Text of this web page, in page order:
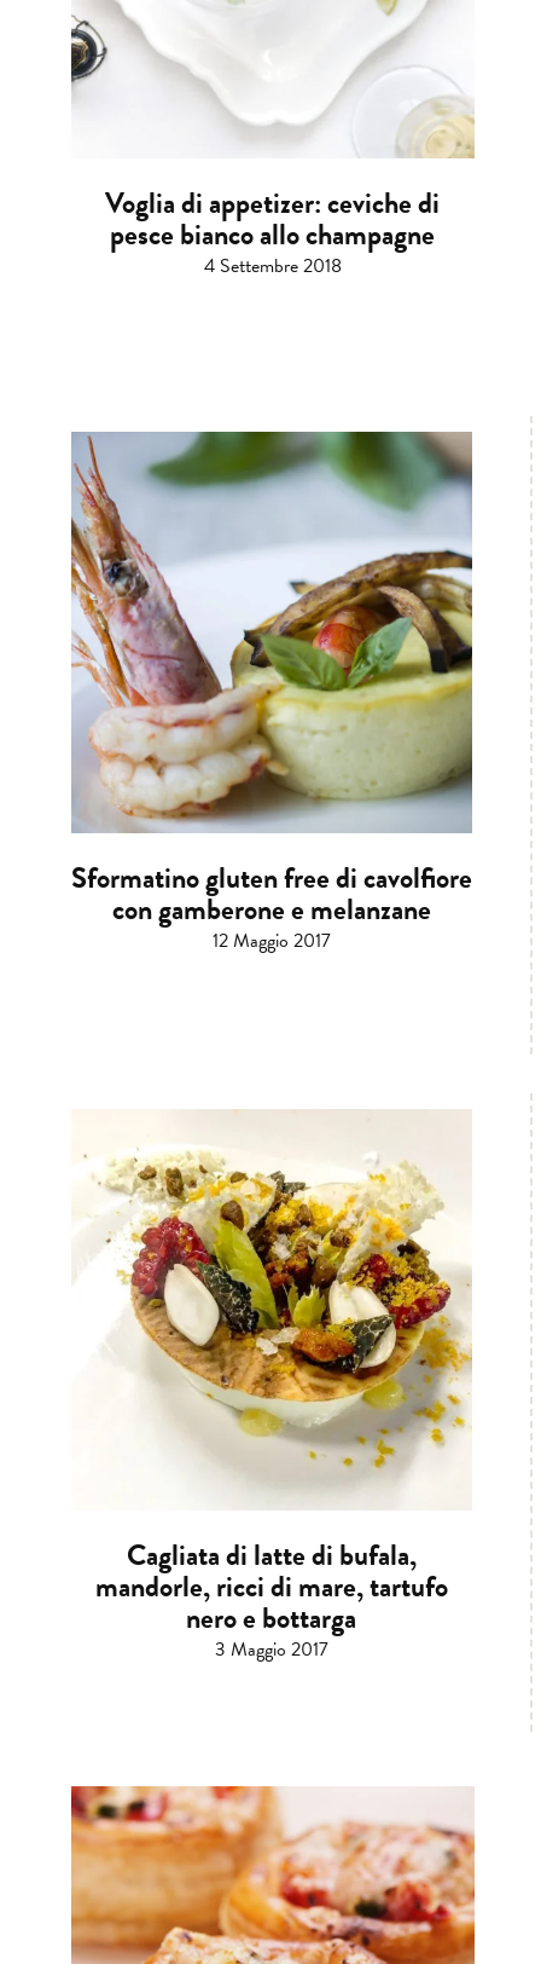
Voglia di appetizer: ceviche di
pesce bianco allo champagne
4 Settembre 2018
Sformatino gluten free di cavolfiore
con gamberone e melanzane
12 Maggio 2017
Cagliata di latte di bufala,
mandorle, ricci di mare, tartufo
nero e bottarga
3 Maggio 2017